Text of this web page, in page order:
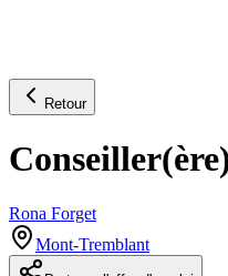
Retour
Rona Forget
Mont-Tremblant